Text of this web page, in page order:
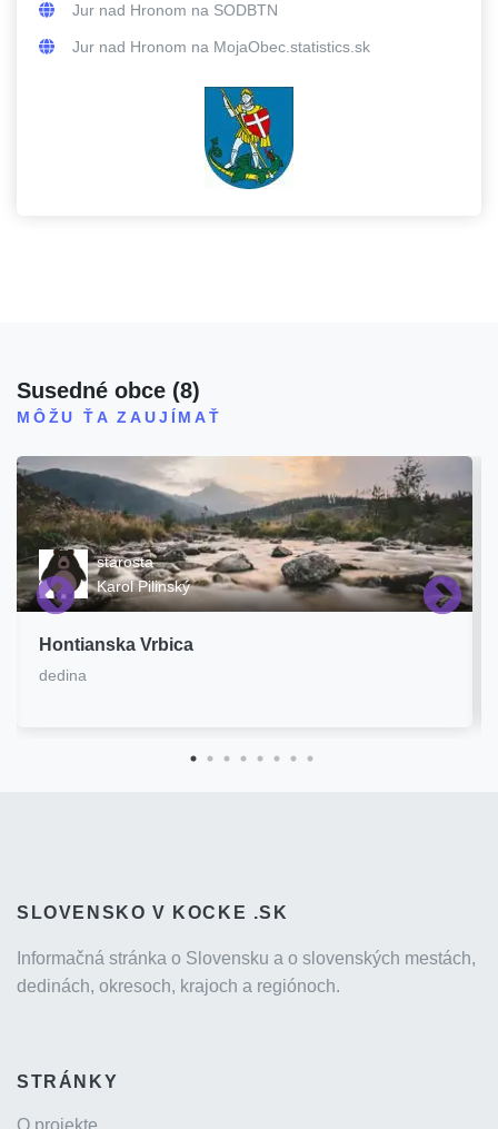
Jur nad Hronom na SODBTN
Jur nad Hronom na MojaObec.statistics.sk
Susedné obce (8)
MÔŽU ŤA ZAUJÍMAŤ
starosta
Karol Pilinský
Hontianska Vrbica
dedina
SLOVENSKO V KOCKE .SK
Informačná stránka o Slovensku a o slovenských mestách,
dedinách, okresoch, krajoch a regiónoch.
STRÁNKY
O projekte